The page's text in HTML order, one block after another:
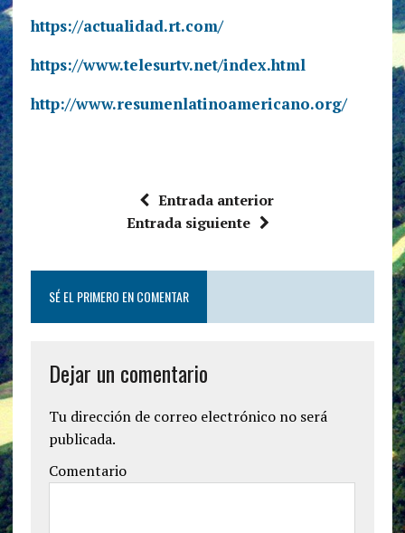
https://actualidad.rt.com/
https://www.telesurtv.net/index.html
http://www.resumenlatinoamericano.org/
Entrada anterior
Entrada siguiente
SÉ EL PRIMERO EN COMENTAR
Dejar un comentario
Tu dirección de correo electrónico no será
publicada.
Comentario